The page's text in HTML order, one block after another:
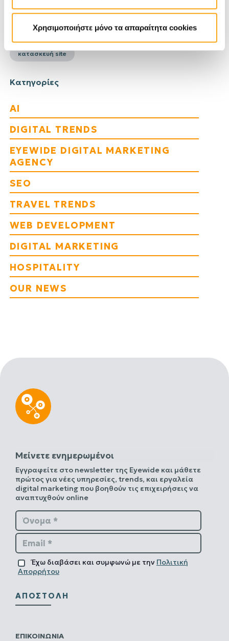
Χρησιμοποιήστε μόνο τα απαραίτητα cookies
hotels redesign website travel trends 2025
traveler trends visit greece website
κατασκευή site
Κατηγορίες
AI
DIGITAL TRENDS
EYEWIDE DIGITAL MARKETING
AGENCY
SEO
TRAVEL TRENDS
WEB DEVELOPMENT
DIGITAL MARKETING
HOSPITALITY
OUR NEWS
Μείνετε ενημερωμένοι
Εγγραφείτε στο newsletter της Eyewide και μάθετε
πρώτος για νέες υπηρεσίες, trends, και εργαλεία
digital marketing που βοηθούν τις επιχειρήσεις να
αναπτυχθούν online
Όνομα *
Email *
Έχω διαβάσει και συμφωνώ με την Πολιτική
Απορρήτου
ΑΠΟΣΤΟΛΉ
ΕΠΙΚΟΙΝΩΝΊΑ